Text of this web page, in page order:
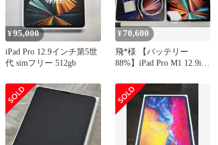
¥95,000
iPad Pro 12.9インチ第5世
代 simフリー 512gb
¥ 70,600
飛*様 【バッテリー
88%】iPad Pro M1 12.9inc